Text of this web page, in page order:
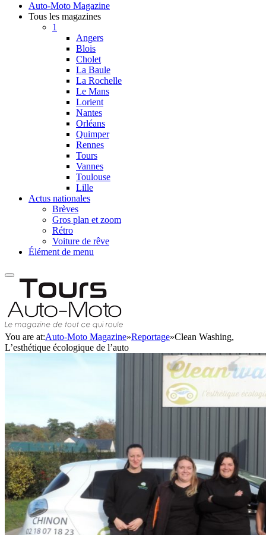
Auto-Moto Magazine
Tous les magazines
1
Angers
Blois
Cholet
La Baule
La Rochelle
Le Mans
Lorient
Nantes
Orléans
Quimper
Rennes
Tours
Vannes
Toulouse
Lille
Actus nationales
Brèves
Gros plan et zoom
Rétro
Voiture de rêve
Élément de menu
You are at:Auto-Moto Magazine»Reportage»Clean Washing,
L’esthétique écologique de l’auto